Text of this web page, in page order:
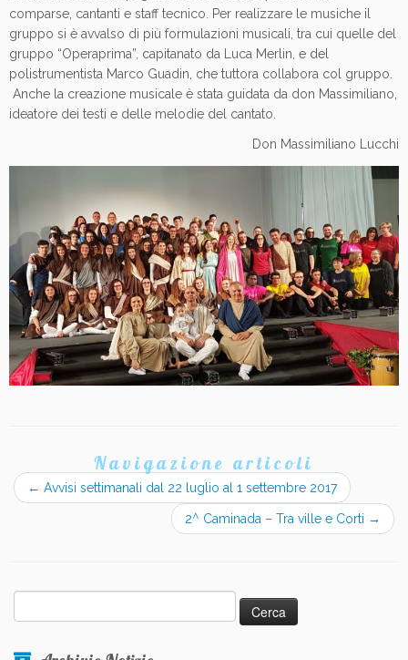
comparse, cantanti e staff tecnico. Per realizzare le musiche il
gruppo si è avvalso di più formulazioni musicali, tra cui quelle del
gruppo “Operaprima”, capitanato da Luca Merlin, e del
polistrumentista Marco Guadin, che tuttora collabora col gruppo.
Anche la creazione musicale è stata guidata da don Massimiliano,
ideatore dei testi e delle melodie del cantato.
Don Massimiliano Lucchi
Navigazione articoli
← Avvisi settimanali dal 22 luglio al 1 settembre 2017
2^ Caminada – Tra ville e Corti →
per: